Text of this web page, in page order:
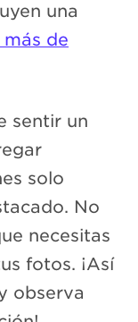
una
más de
sentir un
solo
No
necesitas
fotos. ¡Así
observa